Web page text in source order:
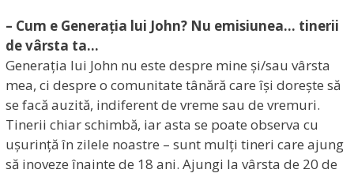
– Cum e Generația lui John? Nu emisiunea… tinerii
de vârsta ta…
Generația lui John nu este despre mine și/sau vârsta
mea, ci despre o comunitate tânără care își dorește să
se facă auzită, indiferent de vreme sau de vremuri.
Tinerii chiar schimbă, iar asta se poate observa cu
ușurință în zilele noastre – sunt mulți tineri care ajung
să inoveze înainte de 18 ani. Ajungi la vârsta de 20 de